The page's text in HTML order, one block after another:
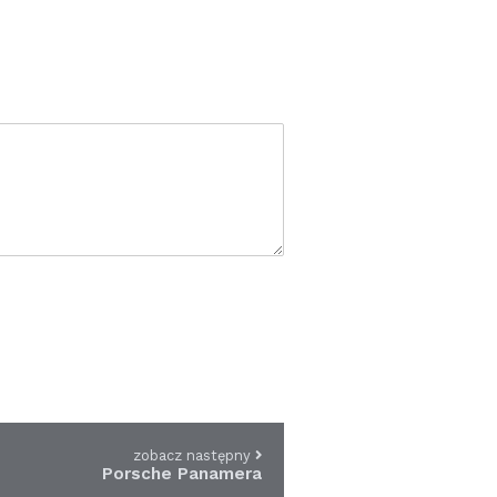
zobacz następny
Porsche Panamera